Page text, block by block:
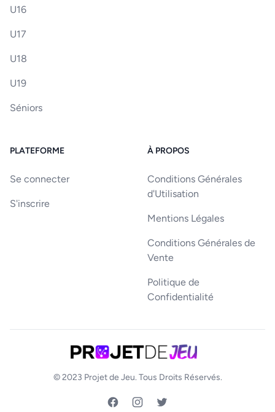
U16
U17
U18
U19
Séniors
PLATEFORME
Se connecter
S'inscrire
À PROPOS
Conditions Générales
d'Utilisation
Mentions Légales
Conditions Générales de
Vente
Politique de
Confidentialité
© 2023 Projet de Jeu. Tous Droits Réservés.